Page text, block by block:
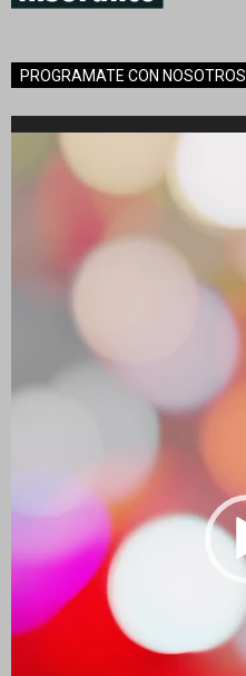
PROGRAMATE CON NOSOTROS
Reproductor